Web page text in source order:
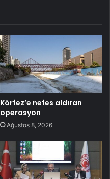
Körfez’e nefes aldıran
operasyon
Ağustos 8, 2026